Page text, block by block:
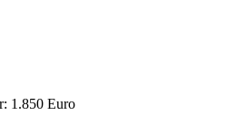
1.850 Euro